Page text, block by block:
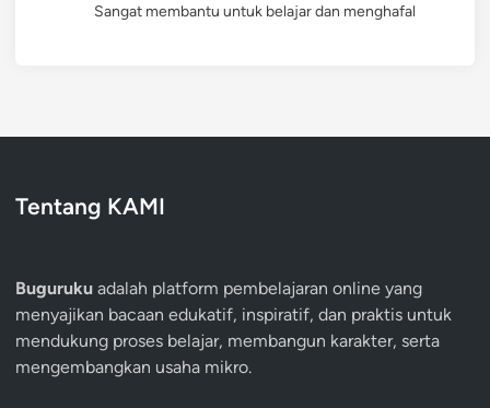
Sangat membantu untuk belajar dan menghafal
Tentang KAMI
Buguruku adalah platform pembelajaran online yang
menyajikan bacaan edukatif, inspiratif, dan praktis untuk
mendukung proses belajar, membangun karakter, serta
mengembangkan usaha mikro.